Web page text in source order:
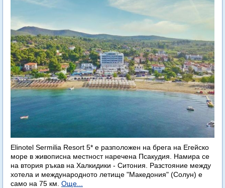
Elinotel Sermilia Resort 5* е разположен на брега на Егейско
море в живописна местност наречена Псакудия. Намира се
на втория ръкав на Халкидики - Ситония. Разстояние между
хотела и международното летище "Македония" (Солун) е
само на 75 км. Още...